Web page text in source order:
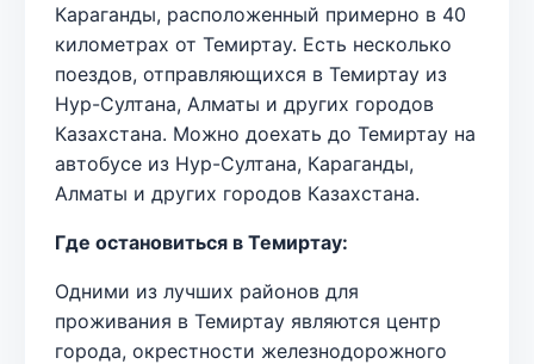
Караганды, расположенный примерно в 40
километрах от Темиртау. Есть несколько
поездов, отправляющихся в Темиртау из
Нур-Султана, Алматы и других городов
Казахстана. Можно доехать до Темиртау на
автобусе из Нур-Султана, Караганды,
Алматы и других городов Казахстана.
Где остановиться в Темиртау:
Одними из лучших районов для
проживания в Темиртау являются центр
города, окрестности железнодорожного